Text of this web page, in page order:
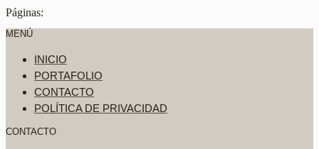
Páginas:
MENÚ
INICIO
PORTAFOLIO
CONTACTO
POLÍTICA DE PRIVACIDAD
CONTACTO